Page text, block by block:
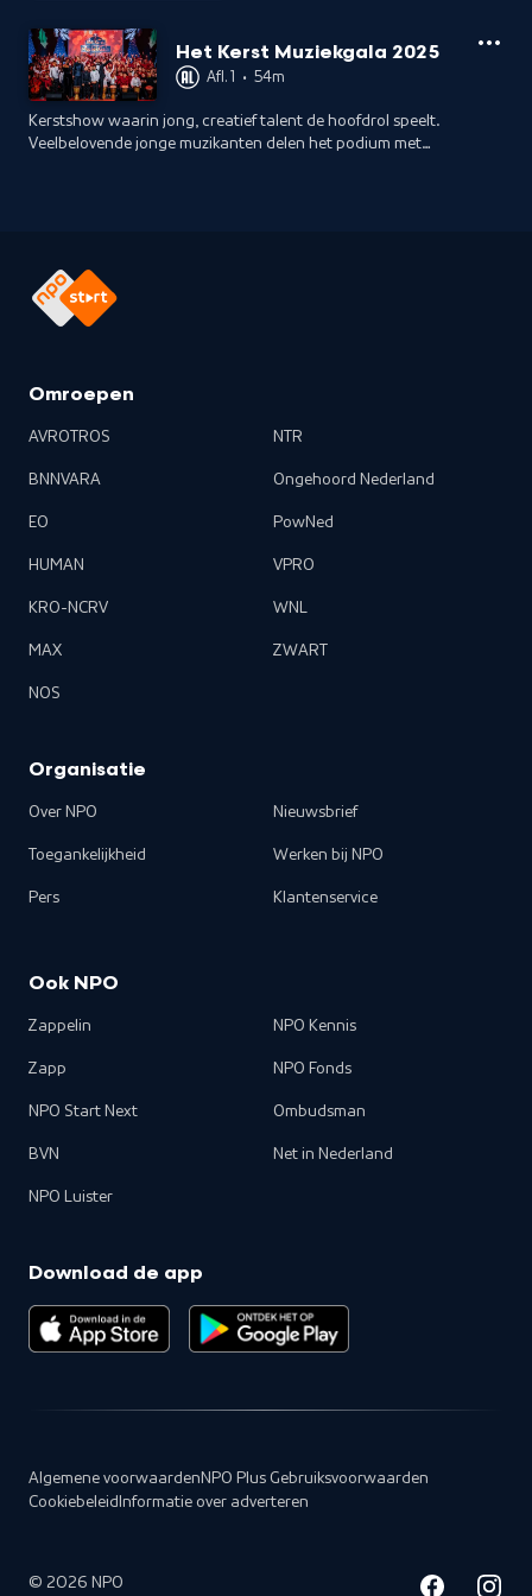
Het Kerst Muziekgala 2025
Afl. 1 • 54m
Kerstshow waarin jong, creatief talent de hoofdrol speelt.
Veelbelovende jonge muzikanten delen het podium met
Omroepen
AVROTROS
BNNVARA
EO
HUMAN
KRO-NCRV
MAX
NOS
NTR
Ongehoord Nederland
PowNed
VPRO
WNL
ZWART
Organisatie
Over NPO
Toegankelijkheid
Pers
Nieuwsbrief
Werken bij NPO
Klantenservice
Ook NPO
Zappelin
Zapp
NPO Start Next
BVN
NPO Luister
NPO Kennis
NPO Fonds
Ombudsman
Net in Nederland
Download de app
Algemene voorwaarden NPO Plus Gebruiksvoorwaarden
Cookiebeleid Informatie over adverteren
© 2026 NPO